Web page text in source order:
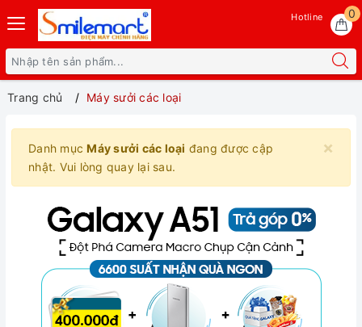
0
Hotline
Trang chủ Máy sưởi các loại
×
Danh mụcMáy sưởi các loại đang được cập
nhật. Vui lòng quay lại sau.